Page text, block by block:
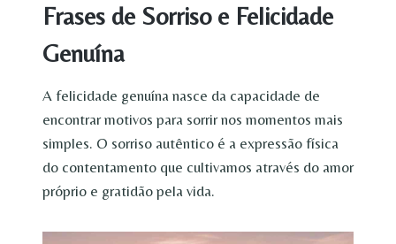
Frases de Sorriso e Felicidade
Genuína
A felicidade genuína nasce da capacidade de
encontrar motivos para sorrir nos momentos mais
simples. O sorriso autêntico é a expressão física
do contentamento que cultivamos através do amor
próprio e gratidão pela vida.